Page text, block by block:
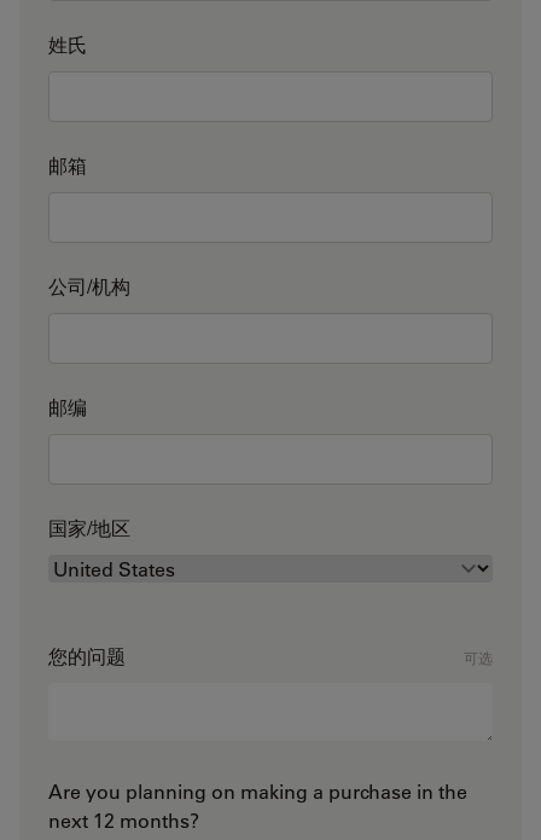
姓氏
邮箱
公司/机构
邮编
国家/地区
您的问题 可选
Are you planning on making a purchase in the
next 12 months?